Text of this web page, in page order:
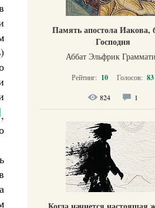
,
Память апостола Иакова,
Господня
Аббат Эльфрик
Рейтинг: 10 Голосов: 83
824 1